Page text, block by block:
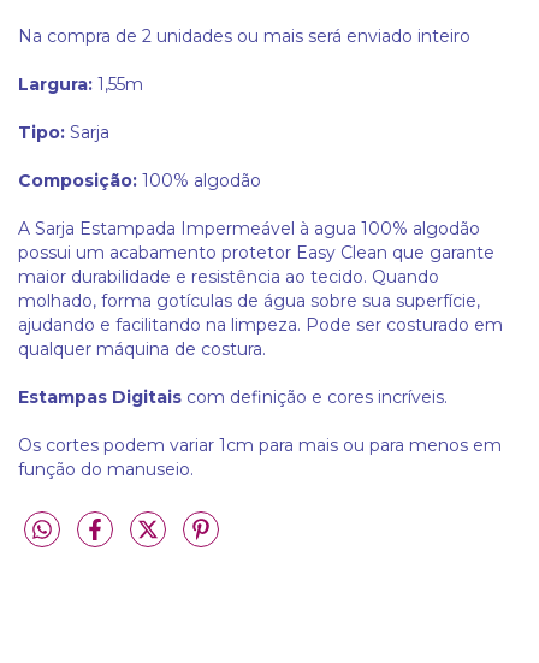
Na compra de 2 unidades ou mais será enviado inteiro
Largura: 1,55m
Tipo: Sarja
Composição: 100% algodão
A Sarja Estampada Impermeável à agua 100% algodão
possui um acabamento protetor Easy Clean que garante
maior durabilidade e resistência ao tecido. Quando
molhado, forma gotículas de água sobre sua superfície,
ajudando e facilitando na limpeza. Pode ser costurado em
qualquer máquina de costura.
Estampas Digitais com definição e cores incríveis.
Os cortes podem variar 1cm para mais ou para menos em
função do manuseio.